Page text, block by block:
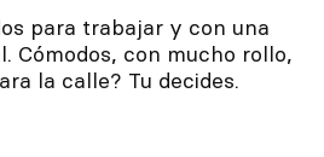
para trabajar y con una
Cómodos, con mucho rollo,
la calle? Tu decides.